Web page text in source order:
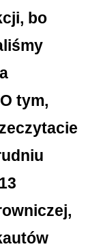
bo
tym,